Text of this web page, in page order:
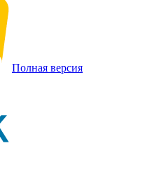
Полная версия